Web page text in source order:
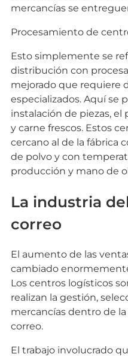
mercancías se
Procesamiento de
Esto simplemente se
distribución con
mejorado que requiere
especializados. Aquí se
instalación de piezas,
y carne frescos. Estos
cercano al de la fábrica
de polvo y con
producción y mano de
La industria
correo
El aumento de las
cambiado
Los centros logísticos
realizan la gestión,
mercancías dentro de
correo.
El trabajo involucrado